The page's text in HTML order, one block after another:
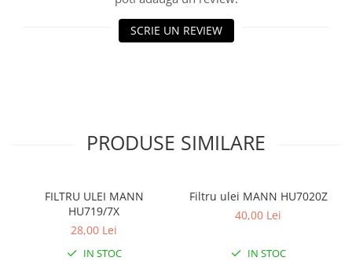
SCRIE UN REVIEW
PRODUSE SIMILARE
FILTRU ULEI MANN
HU719/7X
28,00 Lei
IN STOC
Filtru ulei MANN HU7020Z
40,00 Lei
IN STOC